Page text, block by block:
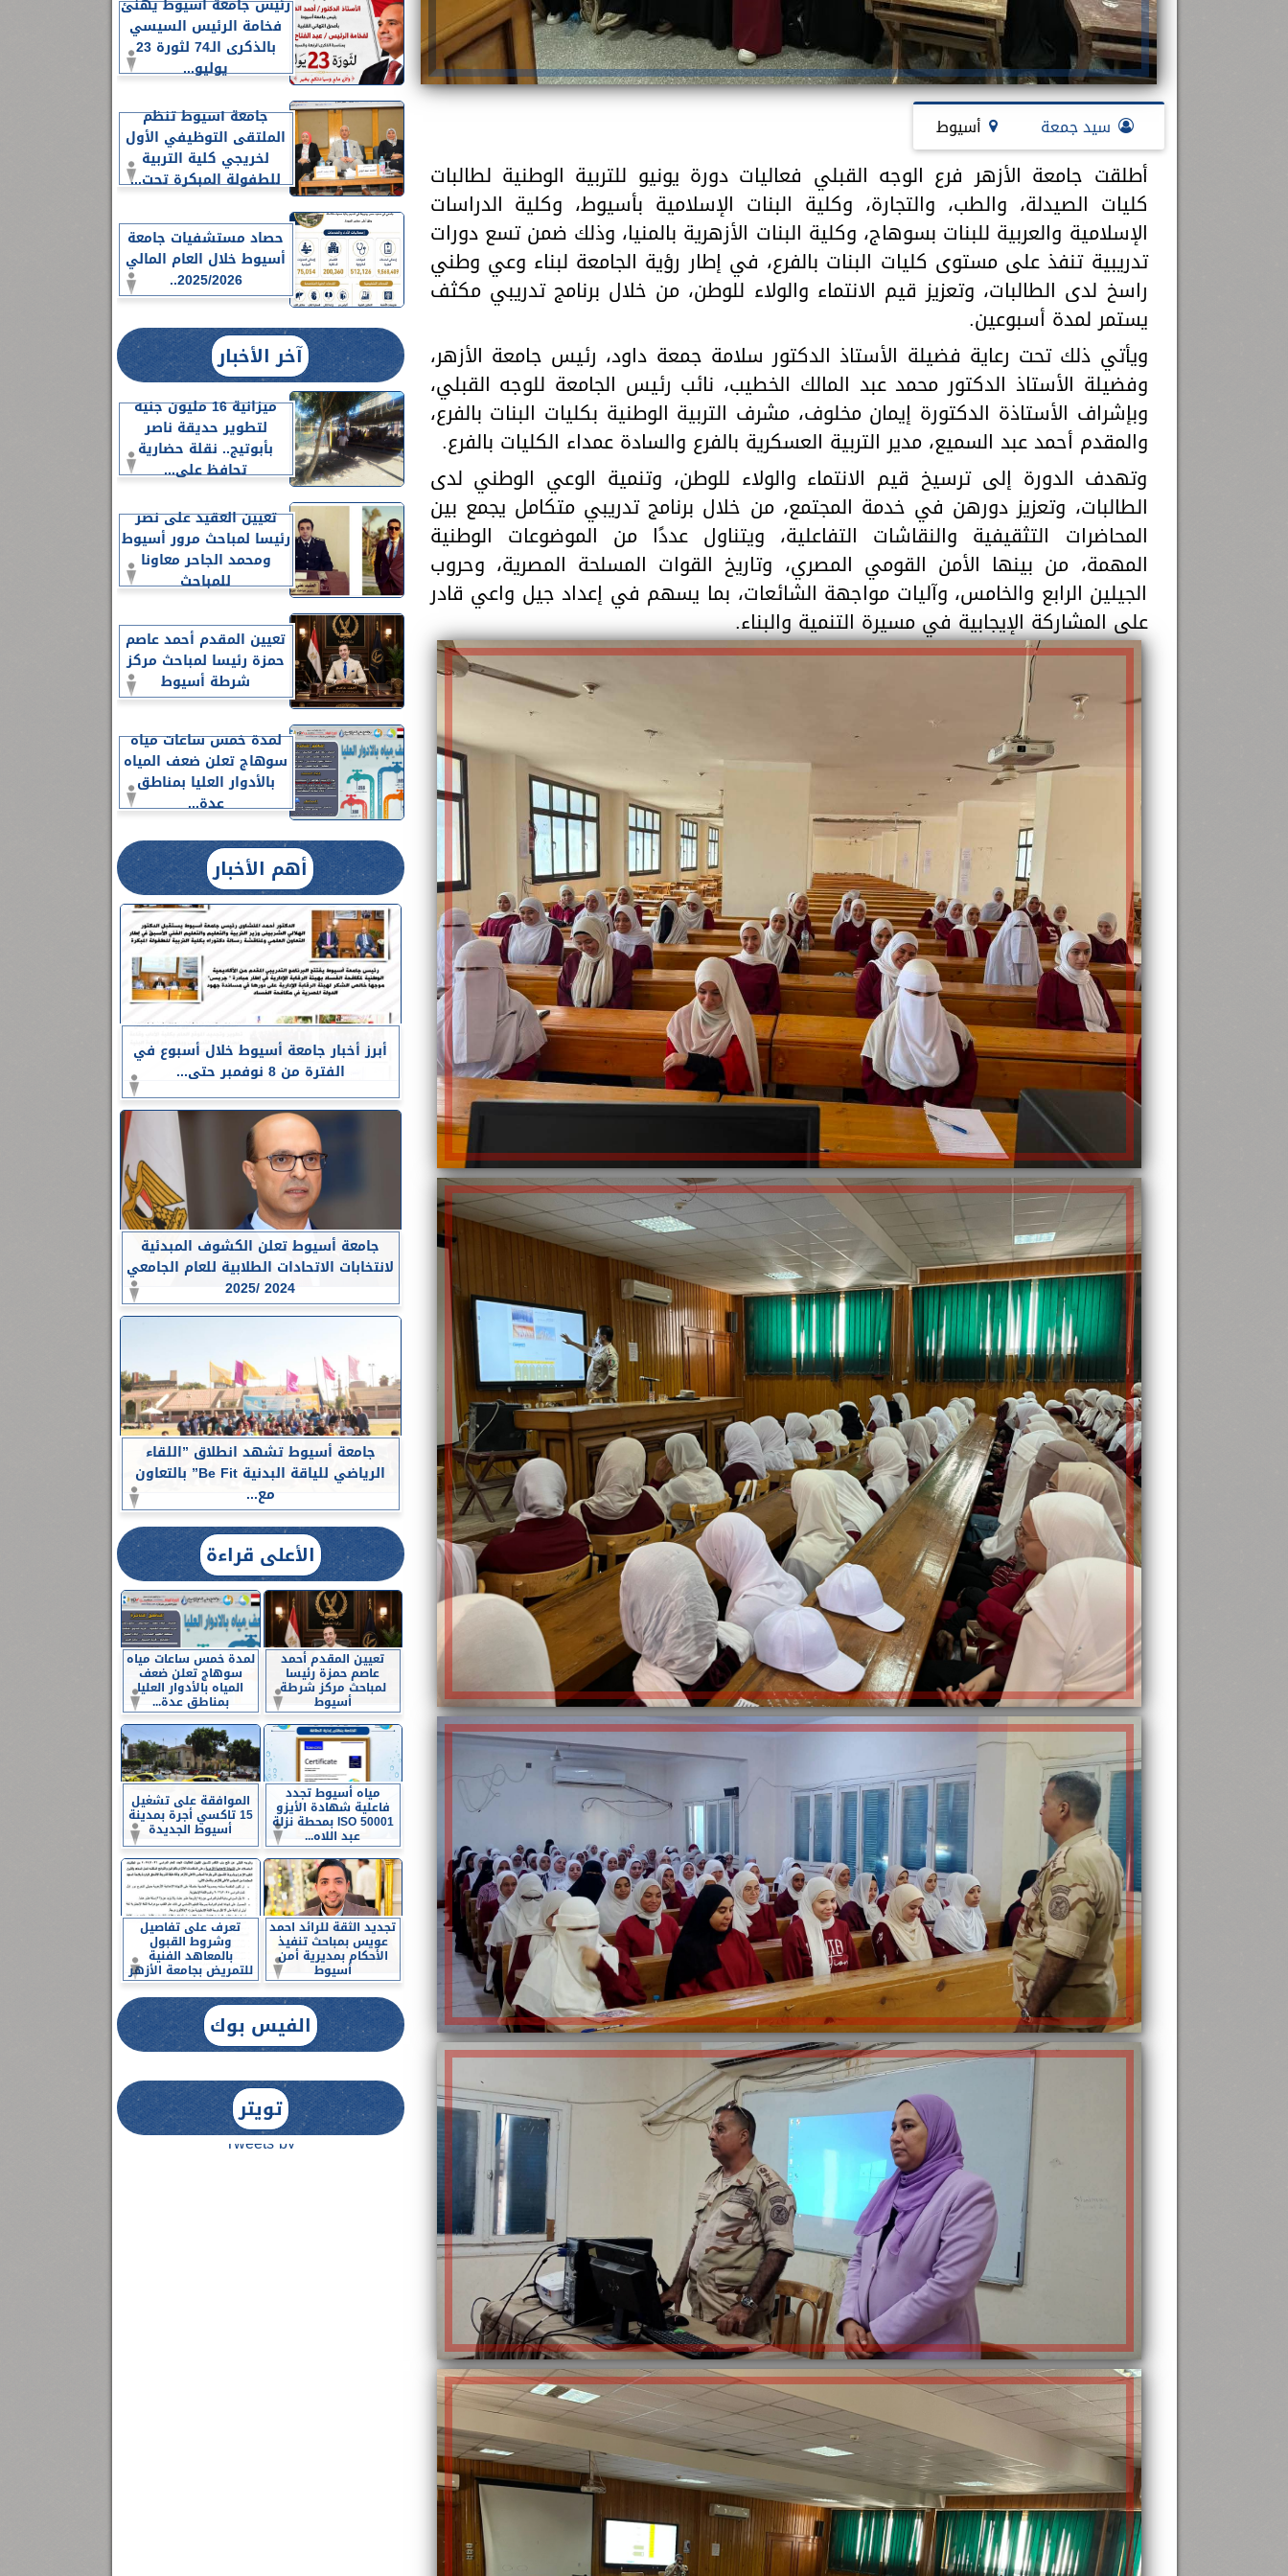
سيد جمعة أسيوط
أطلقت جامعة الأزهر فرع الوجه القبلي فعاليات دورة يونيو للتربية الوطنية لطالبات
كليات الصيدلة، والطب، والتجارة، وكلية البنات الإسلامية بأسيوط، وكلية الدراسات
الإسلامية والعربية للبنات بسوهاج، وكلية البنات الأزهرية بالمنيا، وذلك ضمن تسع دورات
تدريبية تنفذ على مستوى كليات البنات بالفرع، في إطار رؤية الجامعة لبناء وعي وطني
راسخ لدى الطالبات، وتعزيز قيم الانتماء والولاء للوطن، من خلال برنامج تدريبي مكثف
يستمر لمدة أسبوعين.
ويأتي ذلك تحت رعاية فضيلة الأستاذ الدكتور سلامة جمعة داود، رئيس جامعة الأزهر،
وفضيلة الأستاذ الدكتور محمد عبد المالك الخطيب، نائب رئيس الجامعة للوجه القبلي،
وبإشراف الأستاذة الدكتورة إيمان مخلوف، مشرف التربية الوطنية بكليات البنات بالفرع،
والمقدم أحمد عبد السميع، مدير التربية العسكرية بالفرع والسادة عمداء الكليات بالفرع.
وتهدف الدورة إلى ترسيخ قيم الانتماء والولاء للوطن، وتنمية الوعي الوطني لدى
الطالبات، وتعزيز دورهن في خدمة المجتمع، من خلال برنامج تدريبي متكامل يجمع بين
المحاضرات التثقيفية والنقاشات التفاعلية، ويتناول عددًا من الموضوعات الوطنية
المهمة، من بينها الأمن القومي المصري، وتاريخ القوات المسلحة المصرية، وحروب
الجيلين الرابع والخامس، وآليات مواجهة الشائعات، بما يسهم في إعداد جيل واعي قادر
على المشاركة الإيجابية في مسيرة التنمية والبناء.
رئيس جامعة أسيوط يهنئ
فخامة الرئيس السيسي
بالذكرى الـ74 لثورة 23
يوليو...
جامعة أسيوط تنظم
الملتقى التوظيفي الأول
لخريجي كلية التربية
للطفولة المبكرة تحت...
حصاد مستشفيات جامعة
أسيوط خلال العام المالي
2025/2026..
آخر الأخبار
ميزانية 16 مليون جنيه
لتطوير حديقة ناصر
بأبوتيج.. نقلة حضارية
تحافظ على...
تعيين العقيد على نصر
رئيسا لمباحث مرور أسيوط
ومحمد الجاحر معاونا
للمباحث
تعيين المقدم أحمد عاصم
حمزة رئيسا لمباحث مركز
شرطة أسيوط
لمدة خمس ساعات مياه
سوهاج تعلن ضعف المياه
بالأدوار العليا بمناطق
عدة...
أهم الأخبار
أبرز أخبار جامعة أسيوط خلال أسبوع في
الفترة من 8 نوفمبر حتى...
جامعة أسيوط تعلن الكشوف المبدئية
لانتخابات الاتحادات الطلابية للعام الجامعي
2024 /2025
جامعة أسيوط تشهد انطلاق ”اللقاء
الرياضي للياقة البدنية Be Fit” بالتعاون
مع...
الأعلى قراءة
تعيين المقدم أحمد
عاصم حمزة رئيسا
لمباحث مركز شرطة
أسيوط
لمدة خمس ساعات مياه
سوهاج تعلن ضعف
المياه بالأدوار العليا
بمناطق عدة...
مياه أسيوط تجدد
فاعلية شهادة الأيزو
ISO 50001 بمحطة نزلة
عبد اللاه...
الموافقة على تشغيل
15 تاكسي أجرة بمدينة
أسيوط الجديدة
تجديد الثقة للرائد احمد
عويس بمباحث تنفيذ
الأحكام بمديرية أمن
أسيوط
تعرف على تفاصيل
وشروط القبول
بالمعاهد الفنية
للتمريض بجامعة الأزهر
الفيس بوك
تويتر
Tweets by